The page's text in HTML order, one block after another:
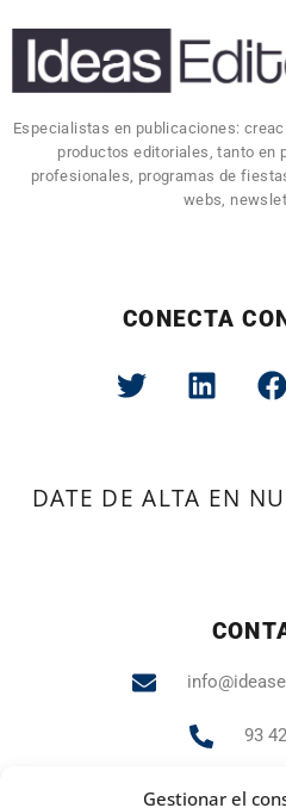
Gestionar el
Especialistas en publicaciones:
productos editoriales, tanto en
profesionales, programas de
webs,
CONECTA
DATE DE ALTA EN
93